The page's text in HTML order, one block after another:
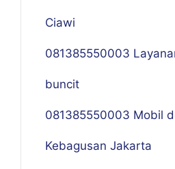
Ciawi
081385550003
buncit
081385550003 Mobil
Kebagusan Jakarta